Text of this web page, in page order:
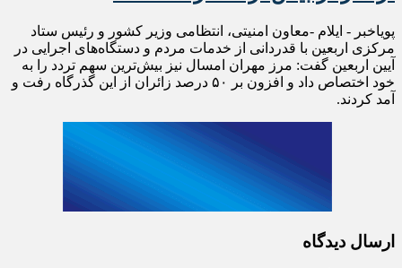
پویاخبر - ایلام -معاون امنیتی، انتظامی وزیر کشور و رئیس ستاد
مرکزی اربعین با قدردانی از خدمات مردم و دستگاه‌های اجرایی در
آیین اربعین گفت: مرز مهران امسال نیز بیش‌ترین سهم تردد را به
خود اختصاص داد و افزون بر ۵۰ درصد زائران از این گذرگاه رفت و
آمد کردند.
ارسال دیدگاه